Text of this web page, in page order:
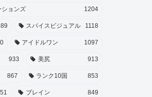
ションズ 1204
スパイスビジュアル 1118
アイドルワン 1097
933 美尻 913
867 ランク10国 853
ブレイン 849